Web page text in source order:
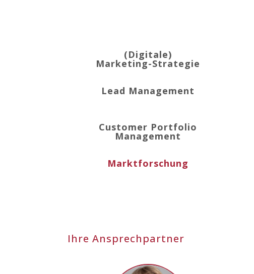
(Digitale)
Marketing-Strategie
Lead Management
Customer Portfolio
Management
Marktforschung
Ihre Ansprechpartner